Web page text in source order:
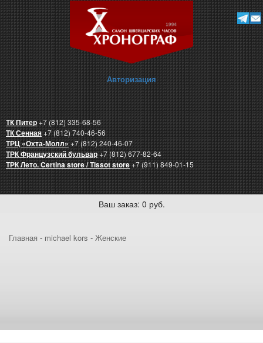
Авторизация
ТК Питер+7 (812) 335-68-56
ТК Сенная+7 (812) 740-46-56
ТРЦ «Охта-Молл»+7 (812) 240-46-07
ТРК Французский бульвар+7 (812) 677-82-64
ТРК Лето. Certina store / Tissot store+7 (911) 849-01-15
Ваш заказ: 0 руб.
Главная - michael kors - Женские